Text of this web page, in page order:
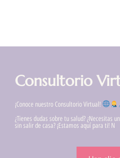
Consultorio
¡Conoce nuestro Consultorio Virtual!
¿Tienes dudas sobre tu salud? ¿Necesitas
sin salir de casa? ¡Estamos aquí para ti! N